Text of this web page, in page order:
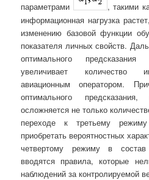
параметрами , такими
информационная нагрузка
изменению базовой функции
показателя личных свойств.
оптимального
увеличивает количество
авиационным оператором.
оптимального
осложняется не только
переходе к третьему
приобретать вероятностных
четвертому режиму в
вводятся правила, которые
наблюдений за контролируемой